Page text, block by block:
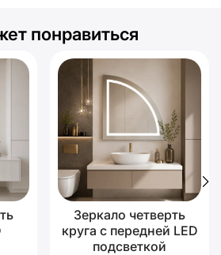
понравиться
Зеркало четверть
круга с передней LED
подсветкой